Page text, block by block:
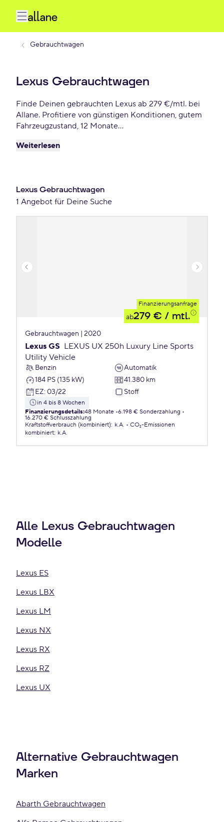
Gebrauchtwagen
Lexus Gebrauchtwagen
Finde Deinen gebrauchten Lexus ab 279 €/mtl. bei
Allane. Profitiere von günstigen Konditionen, gutem
Fahrzeugzustand, 12 Monate
Vorteile. Reserviere Dir Deinen Wunsch-Lexus für
Weiterlesen
Lexus Gebrauchtwagen
1 Angebot für Deine Suche
Finanzierungsanfrage
ab279 € / mtl.
Gebrauchtwagen | 2020
Lexus GS LEXUS UX 250h Luxury Line Sports
Utility Vehicle
Benzin
Automatik
184 PS (135 kW)
41.380 km
EZ: 03/22 Stoff
in 4 bis 8 Wochen
Finanzierungsdetails:48 Monate 6.198 € Sonderzahlung
16.270 € Schlusszahlung
Kraftstoffverbrauch (kombiniert): k.A.
CO₂-Emissionen
kombiniert: k.A.
Alle Lexus Gebrauchtwagen
Modelle
Lexus ES
Lexus LBX
Lexus LM
Lexus NX
Lexus RX
Lexus RZ
Lexus UX
Alternative Gebrauchtwagen
Marken
Abarth Gebrauchtwagen